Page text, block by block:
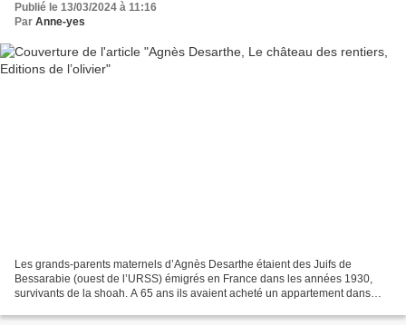
Publié le 13/03/2024 à 11:16
Par Anne-yes
Les grands-parents maternels d’Agnès Desarthe étaient des Juifs de
Bessarabie (ouest de l’URSS) émigrés en France dans les années 1930,
survivants de la shoah. A 65 ans ils avaient acheté un appartement dans